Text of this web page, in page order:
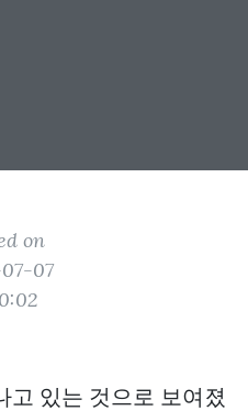
on
07
고 있는 것으로 보여졌